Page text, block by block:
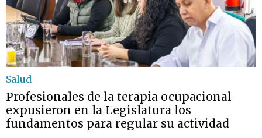
Salud
Profesionales de la terapia ocupacional
expusieron en la Legislatura los
fundamentos para regular su actividad